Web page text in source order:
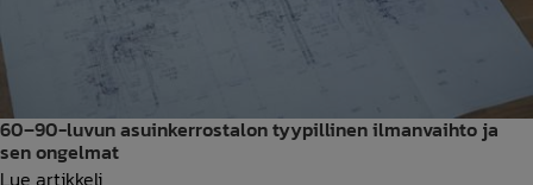
60–90-luvun asuinkerrostalon tyypillinen ilmanvaihto ja
sen ongelmat
Lue artikkeli60–